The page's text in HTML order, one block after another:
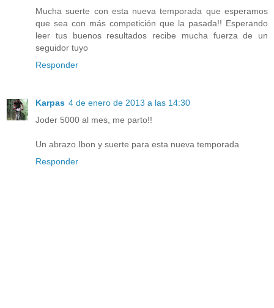
Mucha suerte con esta nueva temporada que esperamos
que sea con más competición que la pasada!! Esperando
leer tus buenos resultados recibe mucha fuerza de un
seguidor tuyo
Responder
Karpas 4 de enero de 2013 a las 14:30
Joder 5000 al mes, me parto!!
Un abrazo Ibon y suerte para esta nueva temporada
Responder